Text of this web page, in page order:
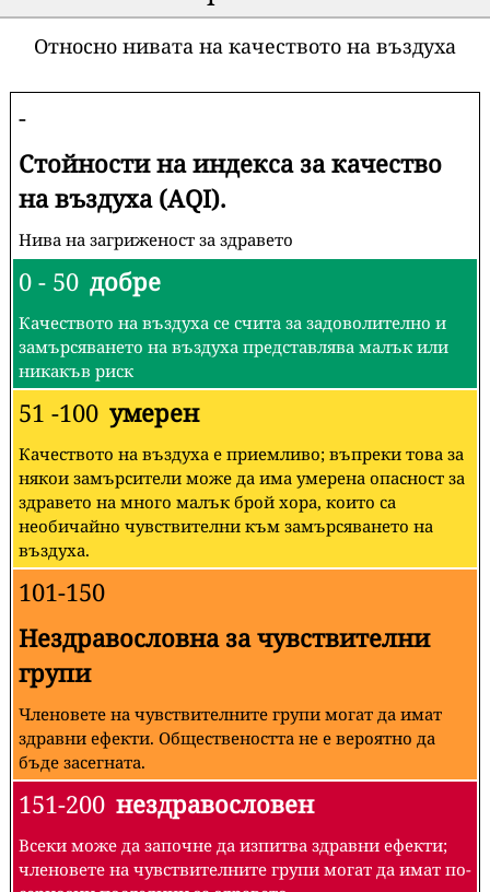
Относно нивата на качеството на въздуха
-
Стойности на индекса за качество
на въздуха (AQI).
Нива на загриженост за здравето
0 - 50 добре
Качеството на въздуха се счита за задоволително и
замърсяването на въздуха представлява малък или
никакъв риск
51 -100 умерен
Качеството на въздуха е приемливо; въпреки това за
някои замърсители може да има умерена опасност за
здравето на много малък брой хора, които са
необичайно чувствителни към замърсяването на
въздуха.
101-150
Нездравословна за чувствителни
групи
Членовете на чувствителните групи могат да имат
здравни ефекти. Обществеността не е вероятно да
бъде засегната.
151-200 нездравословен
Всеки може да започне да изпитва здравни ефекти;
членовете на чувствителните групи могат да имат по-